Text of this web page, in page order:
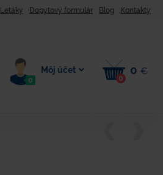
Letáky Dopytový formulár Blog Kontakty
0
Môj účet
0
0 €